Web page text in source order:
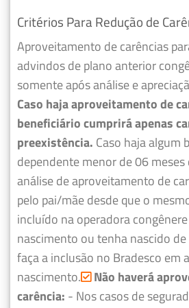
Critérios Para Redução de
Aproveitamento de carências
advindos de plano anterior
somente após análise e
Caso haja aproveitamento de
beneficiário cumprirá apenas
preexistência. Caso haja algum
dependente menor de 06
análise de aproveitamento de
pelo pai/mãe desde que o
incluído na operadora
nascimento ou tenha nascido
faça a inclusão no Bradesco em
nascimento. Não haverá
carência: - Nos casos de